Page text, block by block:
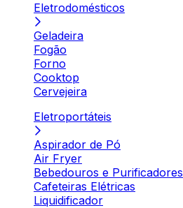
Eletrodomésticos
Geladeira
Fogão
Forno
Cooktop
Cervejeira
Eletroportáteis
Aspirador de Pó
Air Fryer
Bebedouros e Purificadores
Cafeteiras Elétricas
Liquidificador